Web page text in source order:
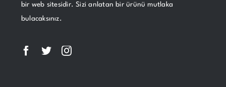
bir web sitesidir. Sizi anlatan bir ürünü mutlaka
bulacaksınız.